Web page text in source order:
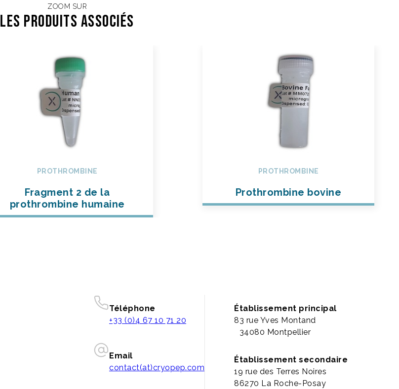
ZOOM SUR
Les Produits associés
PROTHROMBINE
Fragment 2 de la
prothrombine humaine
PROTHROMBINE
Prothrombine bovine
Téléphone
+33 (0)4 67 10 71 20
Email
contact(at)cryopep.com
Établissement principal
83 rue Yves Montand
34080 Montpellier
Établissement secondaire
19 rue des Terres Noires
86270 La Roche-Posay